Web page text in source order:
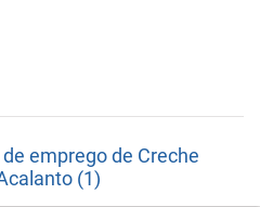
emprego de Creche
(1)